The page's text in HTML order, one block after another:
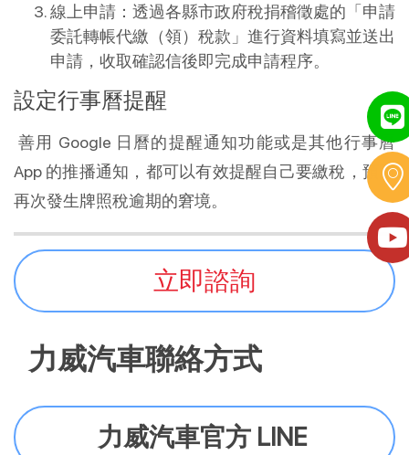
線上申請：透過各縣市政府稅捐稽徵處的「申請
委託轉帳代繳（領）稅款」進行資料填寫並送出
申請，收取確認信後即完成申請程序。
設定行事曆提醒
善用 Google 日曆的提醒通知功能或是其他行事曆
App 的推播通知，都可以有效提醒自己要繳稅，預防
再次發生牌照稅逾期的窘境。
立即諮詢
力威汽車聯絡方式
力威汽車官方 LINE